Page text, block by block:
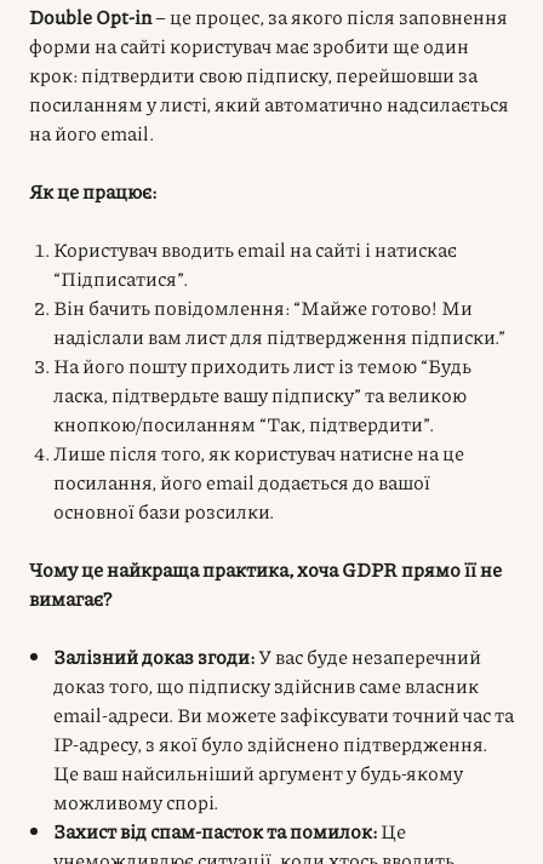
Double Opt-in– це процес, за якого після заповнення
форми на сайті користувач має зробити ще один
крок: підтвердити свою підписку, перейшовши за
посиланням у листі, який автоматично надсилається
на його email.
Як це працює:
Користувач вводить email на сайті і натискає
“Підписатися”.
Він бачить повідомлення: “Майже готово! Ми
надіслали вам лист для підтвердження підписки.”
На його пошту приходить лист із темою “Будь
ласка, підтвердьте вашу підписку” та великою
кнопкою/посиланням “Так, підтвердити”.
Лише після того, як користувач натисне на це
посилання, його email додається до вашої
основної бази розсилки.
Чому це найкраща практика, хоча GDPR прямо її не
вимагає?
Залізний доказ згоди:У вас буде незаперечний
доказ того, що підписку здійснив саме власник
email-адреси. Ви можете зафіксувати точний час та
IP-адресу, з якої було здійснено підтвердження.
Це ваш найсильніший аргумент у будь-якому
можливому спорі.
Захист від спам-пасток та помилок:Це